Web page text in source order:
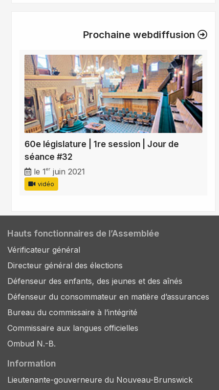
Prochaine webdiffusion
60e législature | 1re session | Jour de
séance #32
le 1er juin 2021
vidéo
Hauts fonctionnaires de l’Assemblée
Vérificateur général
Directeur général des élections
Défenseur des enfants, des jeunes et des aînés
Défenseur du consommateur en matière d’assurances
Bureau du commissaire à l’intégrité
Commissaire aux langues officielles
Ombud N.-B.
Information
Lieutenante-gouverneure du Nouveau-Brunswick